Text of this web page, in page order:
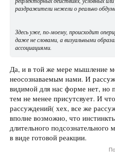
художественного, и мыслительного
Источник:
Для просмотра внешних ссылок
раздражители нежели о реально
Здесь уже, по-моему, происходит
даже не словами, а визуальными
ассоциациями.
Да, и в той же мере мышление
неосознаваемым нами. И
видимой для нас форме нет, но
тем не менее присутсвует. И
рассуждений( хех, все же
вполне возможно, что
длительного
в виде готовой реакции.